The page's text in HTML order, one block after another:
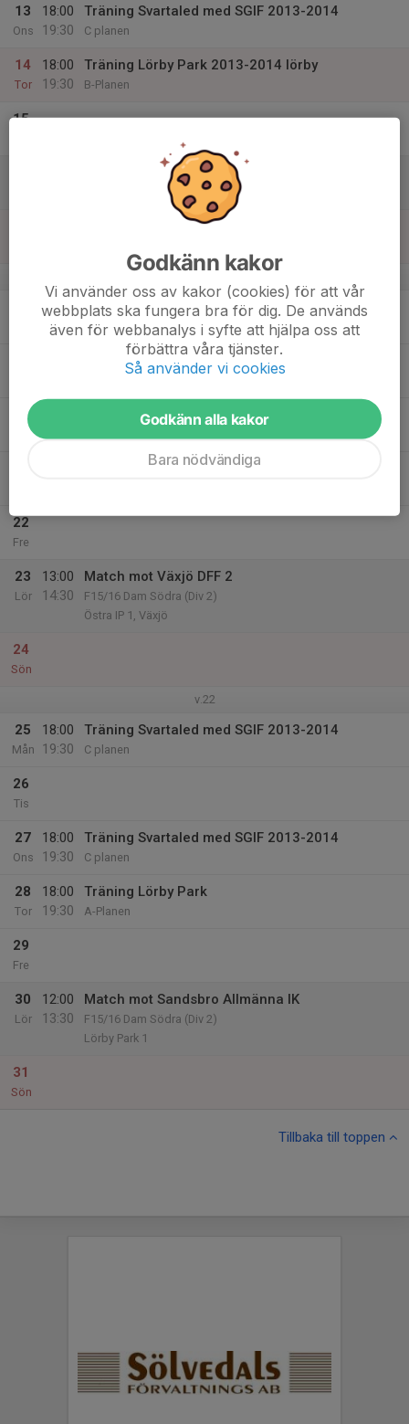
13
Ons
18:00
19:30
Träning Svartaled med SGIF 2013-2014
C planen
14
Tor
18:00
19:30
Träning Lörby Park 2013-2014 lörby
B-Planen
15
18:00
19:30
Träning Svartaled med SGIF 2013-2014
C planen
Spelarutbildningsplan BFF
20
Ons
Träning Svartaled med SGIF 2013-2014
Träning Lörby Park
22
Fre
23
Lör
13:00
14:30
Match mot Växjö DFF 2
F15/16 Dam Södra (Div 2)
Östra IP 1, Växjö
24
Sön
v.22
25
Mån
18:00
19:30
Träning Svartaled med SGIF 2013-2014
C planen
26
Tis
27
Ons
18:00
19:30
Träning Svartaled med SGIF 2013-2014
C planen
28
Tor
18:00
19:30
Träning Lörby Park
A-Planen
29
Fre
30
Lör
12:00
13:30
Match mot Sandsbro Allmänna IK
F15/16 Dam Södra (Div 2)
Lörby Park 1
31
Sön
Tillbaka till toppen
Godkänn kakor
Vi använder oss av kakor (cookies) för att vår
webbplats ska fungera bra för dig. De används
även för webbanalys i syfte att hjälpa oss att
förbättra våra tjänster.
Så använder vi cookies
Godkänn alla kakor
Bara nödvändiga